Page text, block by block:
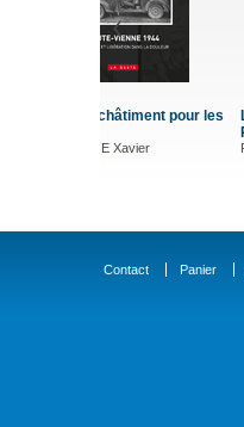
Les Charrier du Pas
PICARD-CHEVALIER
Contact Panier